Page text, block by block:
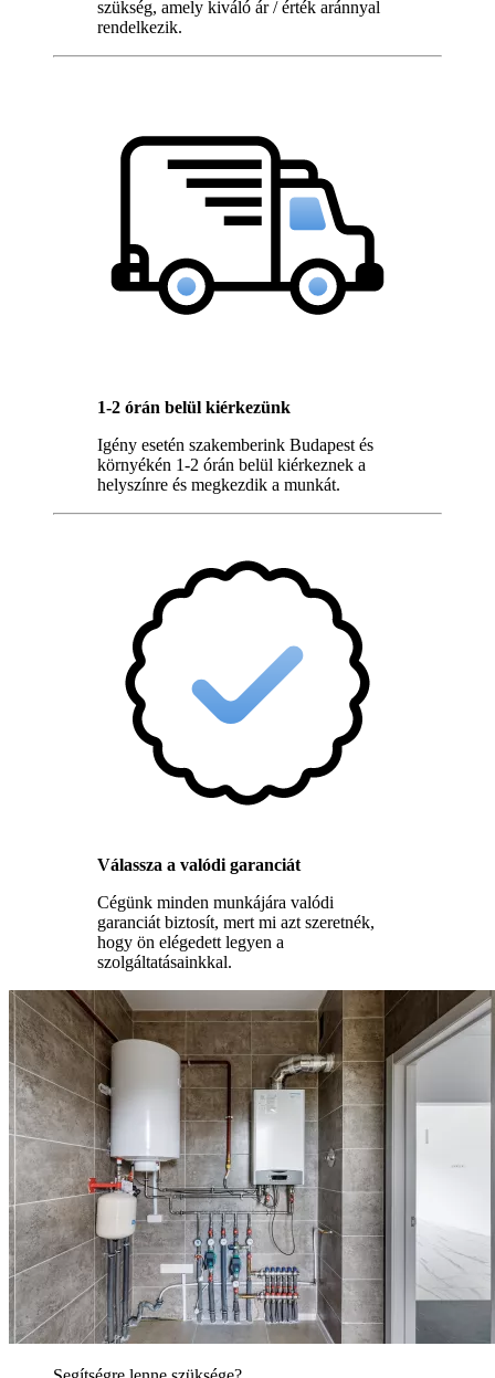
szükség, amely kiváló ár / érték aránnyal
rendelkezik.
1-2 órán belül kiérkezünk
Igény esetén szakemberink Budapest és
környékén 1-2 órán belül kiérkeznek a
helyszínre és megkezdik a munkát.
Válassza a valódi garanciát
Cégünk minden munkájára valódi
garanciát biztosít, mert mi azt szeretnék,
hogy ön elégedett legyen a
szolgáltatásainkkal.